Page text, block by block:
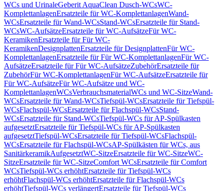
WCs und UrinaleGeberit AquaClean Dusch-WCsWC-
KomplettanlagenErsatzteile für WC-KomplettanlagenWand-
WCsErsatzteile für Wand-WCsStand-WCsErsatzteile für Stand-
WCsWC-AufsätzeErsatzteile für WC-AufsätzeFür WC-
KeramikenErsatzteile für Für WC-
KeramikenDesignplattenErsatzteile für DesignplattenFür WC-
KomplettanlagenErsatzteile für Für WC-KomplettanlagenFür WC-
AufsätzeErsatzteile für Für WC-AufsätzeZubehörErsatzteile für
ZubehörFür WC-KomplettanlagenFür WC-AufsätzeErsatzteile für
Für WC-AufsätzeFür WC-Aufsätze und WC-
KomplettanlagenWCsVerbrauchsmaterialWCs und WC-SitzeWand-
WCsErsatzteile für Wand-WCsTiefspül-WCsErsatzteile für Tiefspül-
WCsFlachspül-WCsErsatzteile für Flachspül-WCsStand-
WCsErsatzteile für Stand-WCsTiefspül-WCs für AP-Spülkasten
aufgesetztErsatzteile für Tiefspül-WCs für AP-Spülkasten
aufgesetztTiefspül-WCsErsatzteile für Tiefspül-WCsFlachspül-
WCsErsatzteile für Flachspül-WCsAP-Spülkästen für WCs, aus
SanitärkeramikAufgesetztWC-SitzeErsatzteile für WC-SitzeWC-
SitzeErsatzteile für WC-SitzeComfort WCsErsatzteile für Comfort
WCsTiefspül-WCs erhöhtErsatzteile für Tiefspül-WCs
erhöhtFlachspül-WCs erhöhtErsatzteile für Flachspül-WCs
erhöhtTiefspül-WCs verlängertErsatzteile für Tiefspül-WCs